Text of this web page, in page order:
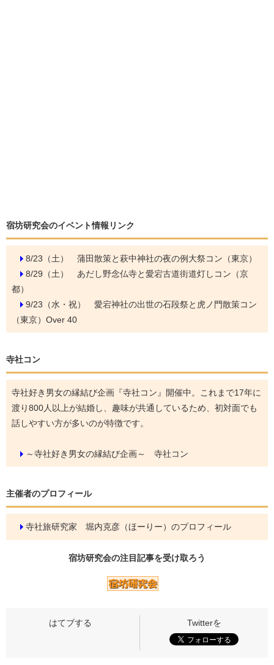
宿坊研究会のイベント情報リンク
8/23（土） 蒲田散策と萩中神社の夜の例大祭コン（東京）
8/29（土） あだし野念仏寺と愛宕古道街道灯しコン（京
都）
9/23（水・祝） 愛宕神社の出世の石段祭と虎ノ門散策コン
（東京）Over 40
寺社コン
寺社好き男女の縁結び企画『寺社コン』開催中。これまで17年に
渡り800人以上が結婚し、趣味が共通しているため、初対面でも
話しやすい方が多いのが特徴です。
～寺社好き男女の縁結び企画～ 寺社コン
主催者のプロフィール
寺社旅研究家 堀内克彦（ほーりー）のプロフィール
宿坊研究会の注目記事を受け取ろう